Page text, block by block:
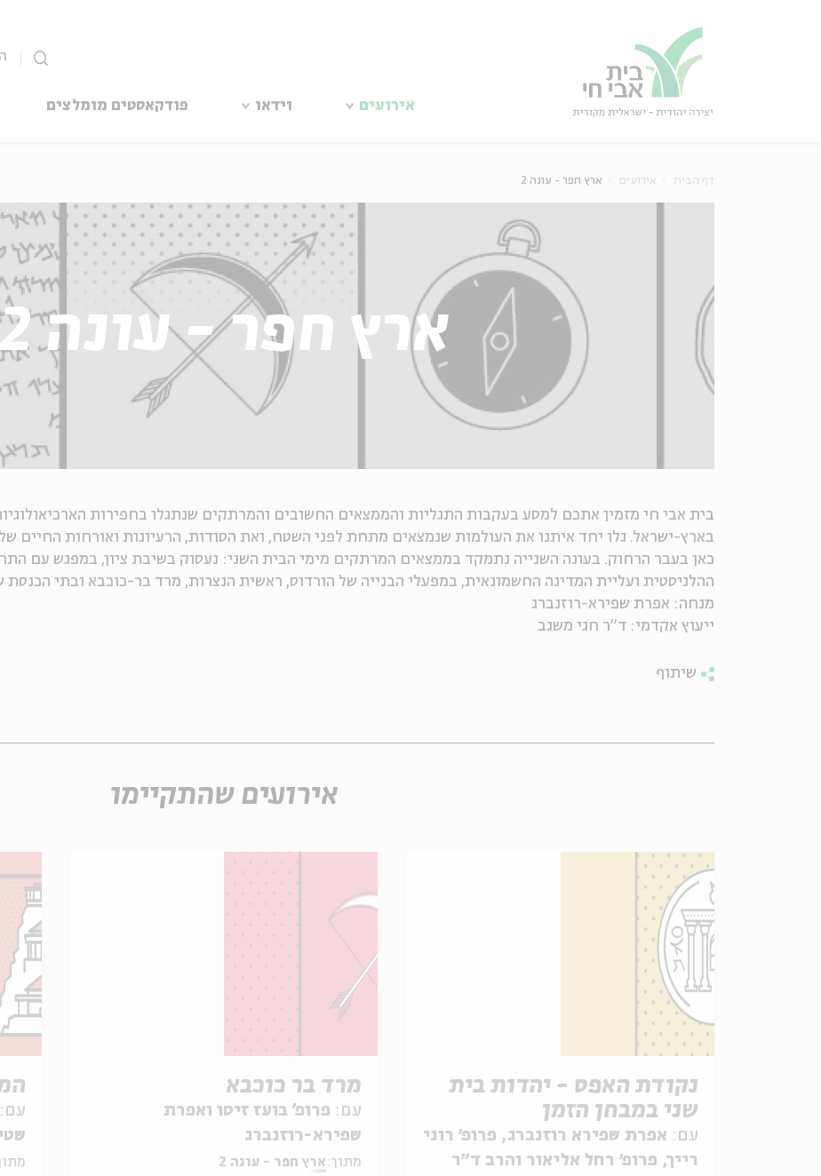
אירועים וידאו פודקאסטים מומלצים
דף הבית אירועים ארץ חפר - עונה 2
ארץ חפר - עונה 2
בית אבי חי מזמין אתכם למסע בעקבות התגליות והממצאים החשובים והמרתקים שנתגלו בחפירות
בארץ-ישראל. גלו יחד איתנו את העולמות שנמצאים מתחת לפני השטח, ואת הסודות, הרעיונות ואורחות החיים
כאן בעבר הרחוק. בעונה השנייה נתמקד בממצאים המרתקים מימי הבית השני: נעסוק בשיבת ציון, במפגש עם
ההלניסטית ועליית המדינה החשמונאית, במפעלי הבנייה של הורדוס, ראשית הנצרות, מרד בר-כוכבא ובתי
מנחה: אפרת שפירא-רוזנברג
ייעוץ אקדמי: ד"ר חגי משגב
שיתוף
אירועים שהתקיימו
נקודת האפס - יהדות בית
שני במבחן הזמן
עם: אפרת שפירא רוזנברג, פרופ׳ רוני
רייך, פרופ׳ רחל אליאור והרב ד״ר
מרד בר כוכבא
עם: פרופ' בועז זיסו ואפרת
שפירא-רוזנברג
מתוך: ארץ חפר - עונה 2
עם: